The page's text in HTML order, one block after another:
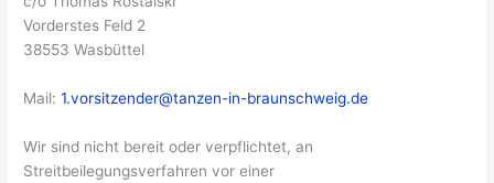
Vorderstes Feld 2
38553 Wasbüttel
Mail:1.vorsitzender@tanzen-in-braunschweig.de
Wir sind nicht bereit oder verpflichtet, an
Streitbeilegungsverfahren vor einer